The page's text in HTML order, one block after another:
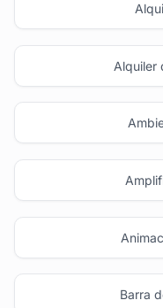
Alquiler
Barra